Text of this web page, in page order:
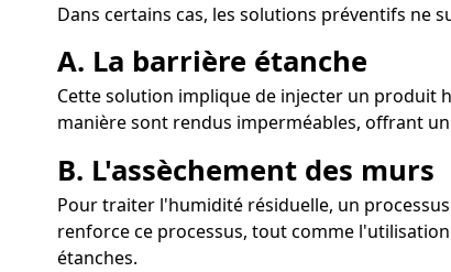
Dans certains cas, les solutions préventifs ne
A. La barrière étanche
Cette solution implique de injecter un produit
manière sont rendus imperméables, offrant
B. L'assèchement des murs
Pour traiter l'humidité résiduelle, un
renforce ce processus, tout comme
étanches.